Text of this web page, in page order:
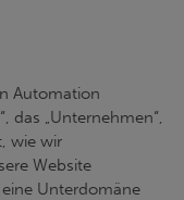
Automation
das „Unternehmen“,
wie wir
Website
Unterdomäne